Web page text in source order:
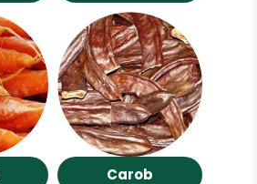
Carob